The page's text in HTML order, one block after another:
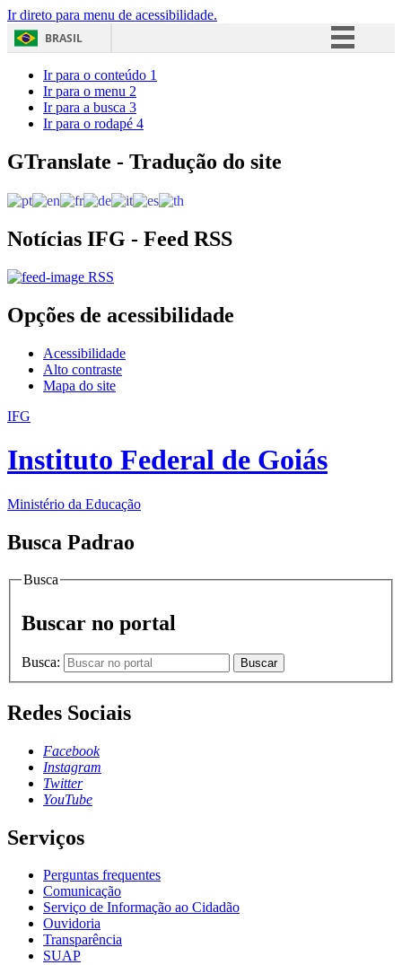
Ir direto para menu de acessibilidade.
BRASIL
Acesso à informação
Ir para o conteúdo 1
Ir para o menu 2
Ir para a busca 3
Ir para o rodapé 4
GTranslate - Tradução do site
Notícias IFG - Feed RSS
RSS
Opções de acessibilidade
Acessibilidade
Alto contraste
Mapa do site
IFG
Instituto Federal de Goiás
Ministério da Educação
Busca Padrao
Busca
Buscar no portal
Busca: Buscar
Redes Sociais
Facebook
Instagram
Twitter
YouTube
Serviços
Perguntas frequentes
Comunicação
Serviço de Informação ao Cidadão
Ouvidoria
Transparência
SUAP